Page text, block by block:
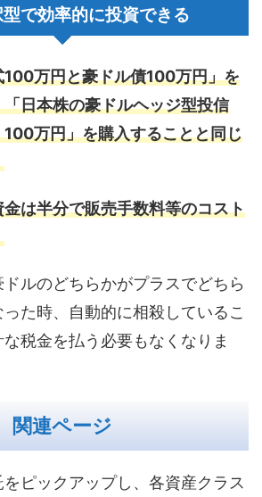
で効率的に投資できる
100万円と豪ドル債100万円」を
日本株の豪ドルヘッジ型投信
万円」を購入することと同じ
は半分で販売手数料等のコスト
ルのどちらかがプラスでどちら
た時、自動的に相殺しているこ
税金を払う必要もなくなりま
関連ページ
ピックアップし、各資産クラス